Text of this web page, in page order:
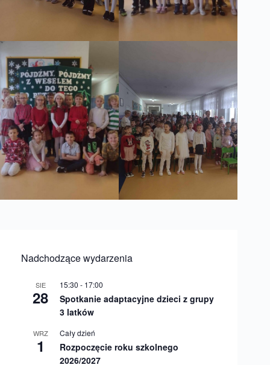
Nadchodzące wydarzenia
SIE
28
15:30 - 17:00
Spotkanie adaptacyjne dzieci z grupy
3 latków
WRZ
1
Cały dzień
Rozpoczęcie roku szkolnego
2026/2027